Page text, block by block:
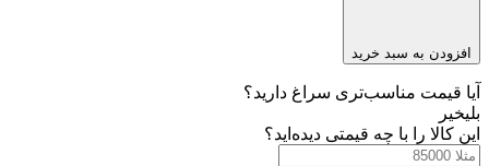
افزودن به سبد خرید
آیا قیمت مناسب‌تری سراغ دارید؟
بلیخیر
این کالا را با چه قیمتی دیده‌اید؟